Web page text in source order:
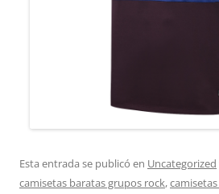
Esta entrada se publicó en Uncategorized
camisetas baratas grupos rock,